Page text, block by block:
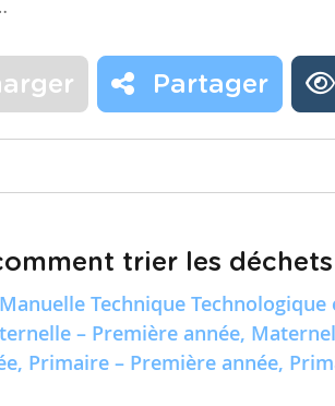
Partager
trier les déchets
Technique
– Première année,
Primaire – Première année,